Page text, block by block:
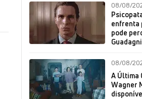
08/08/
enfrenta
pode
08/08/
A Última
Wagner